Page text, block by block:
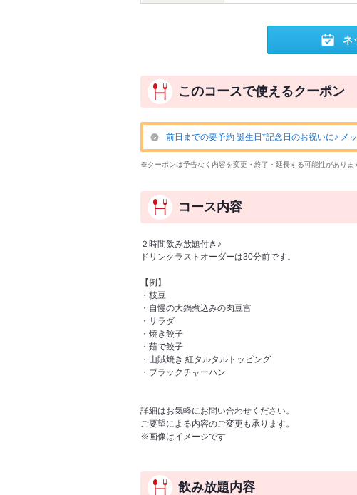
ネ
このコースで使えるクーポン
前日までの要予約 誕生日*記念日のお祝いに♪ メ
※クーポンは予告なく内容を変更・終了・延長する可能性がありま
コース内容
２時間飲み放題付き♪
ドリンクラストオーダーは30分前です。
【例】
・枝豆
・自慢の大鍋煮込みの肉豆富
・サラダ
・焼き餃子
・茹で餃子
・山賊焼き 紅タルタルトッピング
・ブラックチャーハン
詳細はお気軽にお問い合わせください。
ご要望による内容のご変更も承ります。
※画像はイメージです
飲み放題内容